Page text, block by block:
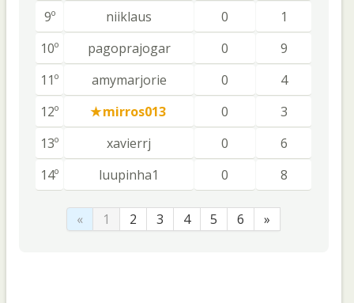
9º niiklaus 0
1
10º
pagoprajogar 0
9
11º
amymarjorie 0
4
12º
mirros013 0
3
13º
xavierrj 0
6
14º
luupinha1 0 8
« 1 2 3 4 5 6 »